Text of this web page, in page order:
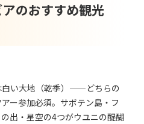
のおすすめ観光
白い大地（乾季）——どちらの
ー参加必須。サボテン島・フ
出・星空の4つがウユニの醍醐